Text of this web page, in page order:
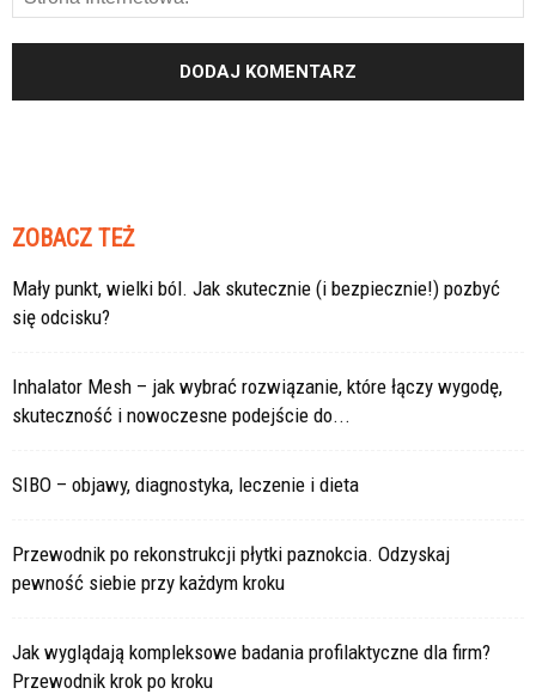
ZOBACZ TEŻ
Mały punkt, wielki ból. Jak skutecznie (i bezpiecznie!) pozbyć
się odcisku?
Inhalator Mesh – jak wybrać rozwiązanie, które łączy wygodę,
skuteczność i nowoczesne podejście do...
SIBO – objawy, diagnostyka, leczenie i dieta
Przewodnik po rekonstrukcji płytki paznokcia. Odzyskaj
pewność siebie przy każdym kroku
Jak wyglądają kompleksowe badania profilaktyczne dla firm?
Przewodnik krok po kroku